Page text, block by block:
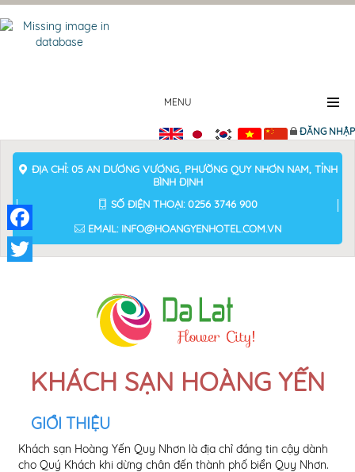
MENU
ĐĂNG NHẬP
ĐỊA CHỈ: 05 AN DƯƠNG VƯƠNG, PHƯỜNG QUY NHƠN NAM, TỈNH
BÌNH ĐỊNH
SỐ ĐIỆN THOẠI: 0256 3746 900
EMAIL: INFO@HOANGYENHOTEL.COM.VN
KHÁCH SẠN HOÀNG YẾN
GIỚI THIỆU
Khách sạn Hoàng Yến Quy Nhơn là địa chỉ đáng tin cậy dành
cho Quý Khách khi dừng chân đến thành phố biển Quy Nhơn.
Facebook